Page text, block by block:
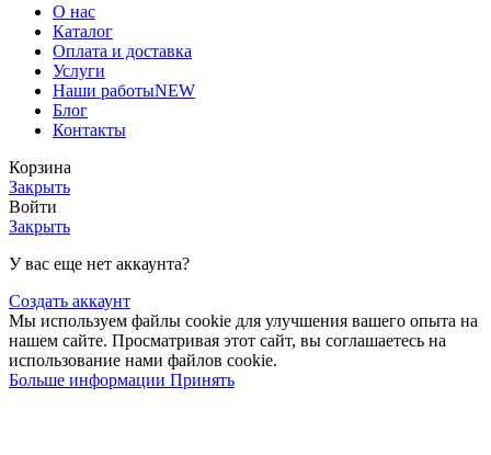
О нас
Каталог
Оплата и доставка
Услуги
Наши работыNEW
Блог
Контакты
Корзина
Закрыть
Войти
Закрыть
У вас еще нет аккаунта?
Создать аккаунт
Мы используем файлы cookie для улучшения вашего опыта на
нашем сайте. Просматривая этот сайт, вы соглашаетесь на
использование нами файлов cookie.
Больше информации Принять